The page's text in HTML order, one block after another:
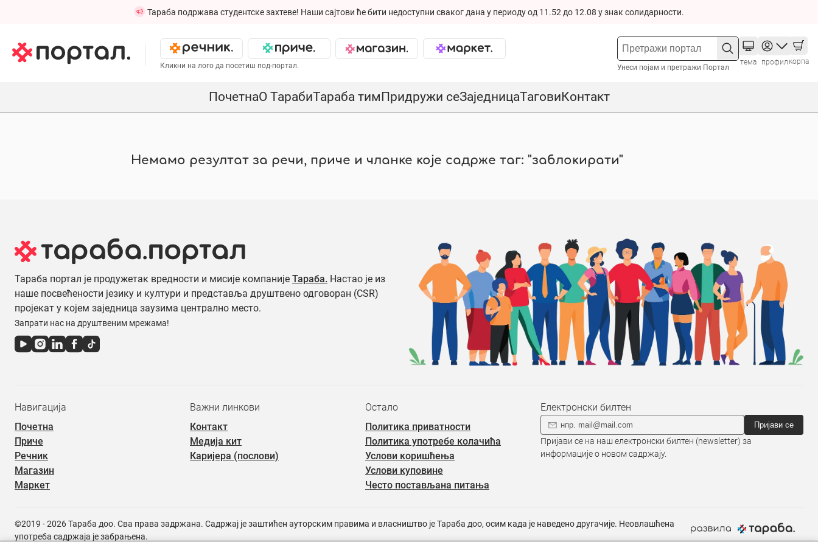
Тараба подржава студентске захтеве! Наши сајтови ће бити недоступни сваког дана у периоду од 11.52 до 12.08 у знак солидарности.
Кликни на лого да посетиш под-портал. Унеси појам и претражи Портал
тема профил корпа
ПочетнаО ТарабиТараба тимПридружи сеЗаједницаТаговиКонтакт
Немамо резултат за речи, приче и чланке које садрже таг: "заблокирати"
Тараба портал је продужетак вредности и мисије компаније Тараба. Настао је из
наше посвећености језику и култури и представља друштвено одговоран (CSR)
пројекат у којем заједница заузима централно место.
Запрати нас на друштвеним мрежама!
Навигација
Почетна
Приче
Речник
Магазин
Маркет
Важни линкови
Контакт
Медија кит
Каријера (послови)
Остало
Политика приватности
Политика употребе колачића
Услови коришћења
Услови куповине
Често постављана питања
Електронски билтен
Пријави се
Пријави се на наш електронски билтен (newsletter) за
информације о новом садржају.
©2019 - 2026 Тараба доо. Сва права задржана. Садржај је заштићен ауторским правима и власништво је Тараба доо, осим када је наведено другачије. Неовлашћена
употреба садржаја је забрањена.